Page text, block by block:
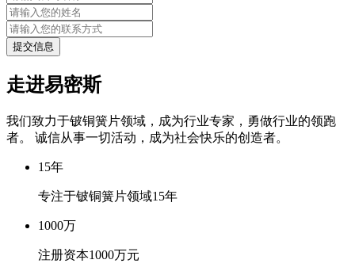
提交信息
走进易密斯
我们致力于铍铜簧片领域，成为行业专家，勇做行业的领跑
者。 诚信从事一切活动，成为社会快乐的创造者。
15年
专注于铍铜簧片领域15年
1000万
注册资本1000万元